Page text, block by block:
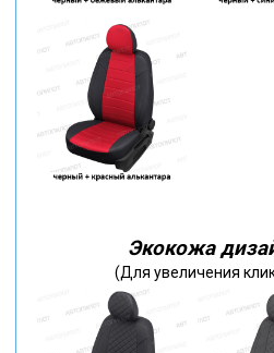
Экокожа
(Для увеличения